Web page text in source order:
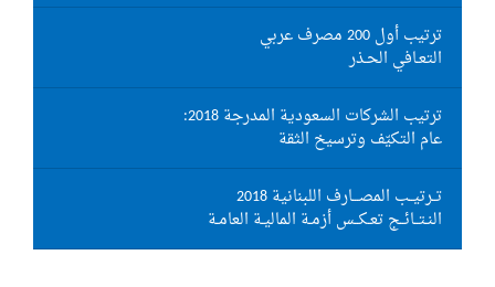
ترتيب أول 200 مصرف عربي
التعـافي الحـذر
ترتيب الشركات السعودية المدرجة 2018:
عام التكيّف وترسيخ الثقة
تــرتيــب المصـــارف اللبنانية 2018
النـتــائــج تعـكــس أزمـة الماليـة العامـة